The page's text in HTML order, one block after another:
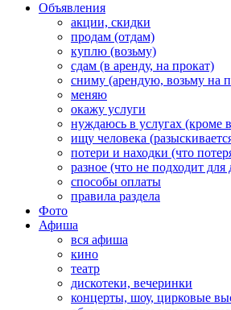
Объявления
акции, скидки
продам (отдам)
куплю (возьму)
сдам (в аренду, на прокат)
сниму (арендую, возьму на
меняю
окажу услуги
нуждаюсь в услугах (кроме
ищу человека
потери и находки (что
разное (что не подходит для
способы оплаты
правила раздела
Фото
Афиша
вся афиша
кино
театр
дискотеки, вечеринки
концерты, шоу, цирковые